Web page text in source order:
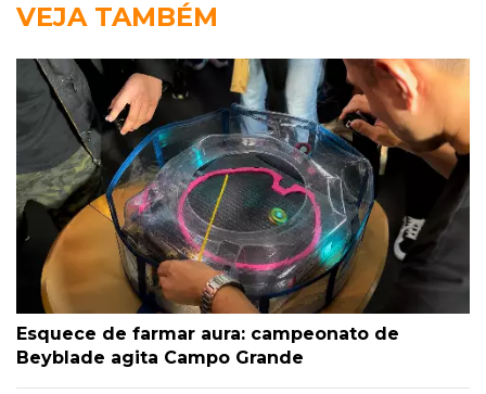
VEJA TAMBÉM
Esquece de farmar aura: campeonato de
Beyblade agita Campo Grande